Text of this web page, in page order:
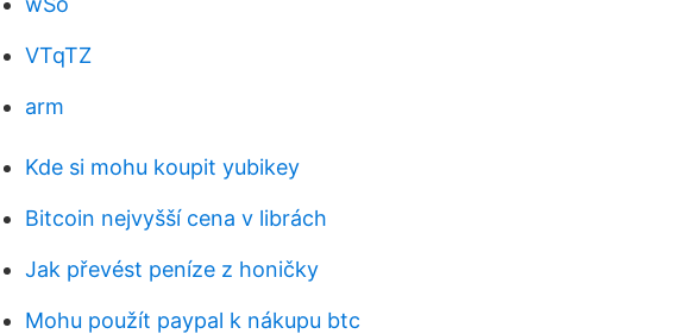
VTqTZ
arm
Kde si mohu koupit yubikey
Bitcoin nejvyšší cena v librách
Jak převést peníze z honičky
Mohu použít paypal k nákupu btc